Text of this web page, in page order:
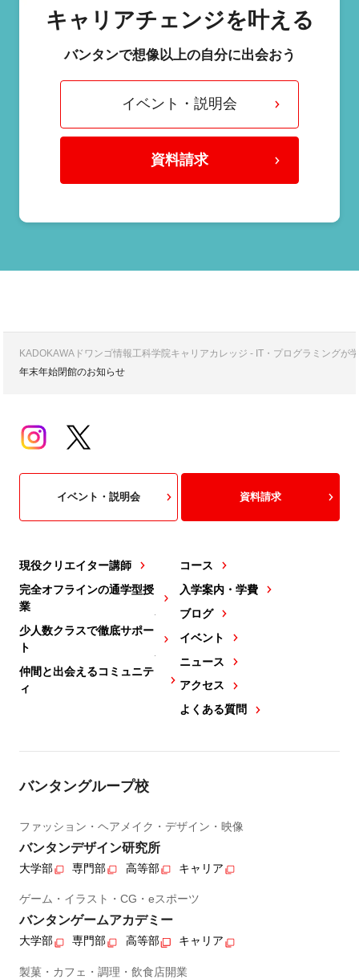
キャリアチェンジを叶える
バンタンで想像以上の自分に出会おう
イベント・説明会
資料請求
KADOKAWAドワンゴ情報工科学院キャリアカレッジ - IT・プログラミングが
年末年始閉館のお知らせ
現役クリエイター講師
完全オフラインの通学型授
業
少人数クラスで徹底サポー
ト
仲間と出会えるコミュニテ
ィ
コース
入学案内・学費
ブログ
イベント
ニュース
アクセス
よくある質問
イベント・説明会 資料請求
バンタングループ校
ファッション・ヘアメイク・デザイン・映像
バンタンデザイン研究所
大学部 専門部 高等部 キャリア
ゲーム・イラスト・CG・eスポーツ
バンタンゲームアカデミー
大学部 専門部 高等部 キャリア
製菓・カフェ・調理・飲食店開業